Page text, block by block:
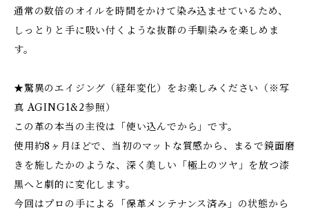
通常の数倍のオイルを時間をかけて染み込ませているため、
しっとりと手に吸い付くような抜群の手馴染みを楽しめま
す。
★驚異のエイジング（経年変化）をお楽しみください（※写
真 AGING1&2参照）
この革の本当の主役は「使い込んでから」です。
使用約8ヶ月ほどで、当初のマットな質感から、まるで鏡面磨
きを施したかのような、深く美しい「極上のツヤ」を放つ漆
黒へと劇的に変化します。
今回はプロの手による「保革メンテナンス済み」の状態から